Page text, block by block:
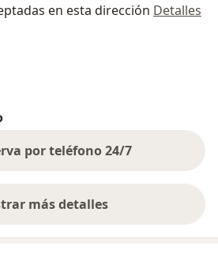
en esta dirección Detalles
por teléfono 24/7
más detalles
sobre la dirección